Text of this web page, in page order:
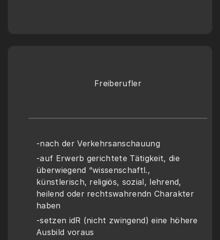
Freiberufler
-nach der Verkehrsanschauung
-auf Erwerb gerichtete Tätigkeit, die
überwiegend “wissenschaftl.,
künstlerisch, religiös, sozial, lehrend,
heilend oder rechtswahrendn Charakter
haben
-setzen idR (nicht zwingend) eine höhere
Ausbild voraus